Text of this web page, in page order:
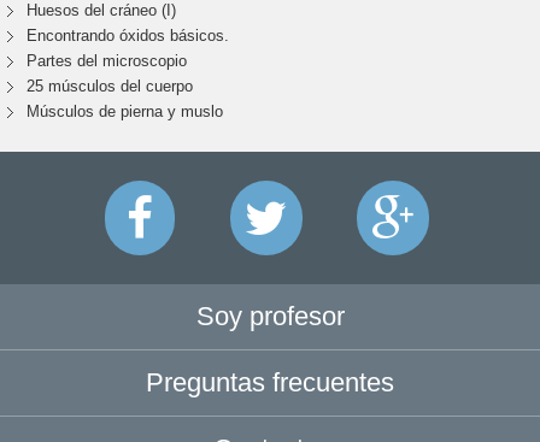
Huesos del cráneo (I)
Encontrando óxidos básicos.
Partes del microscopio
25 músculos del cuerpo
Músculos de pierna y muslo
Soy profesor
Preguntas frecuentes